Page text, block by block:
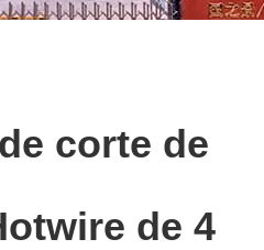
corte de
de 4